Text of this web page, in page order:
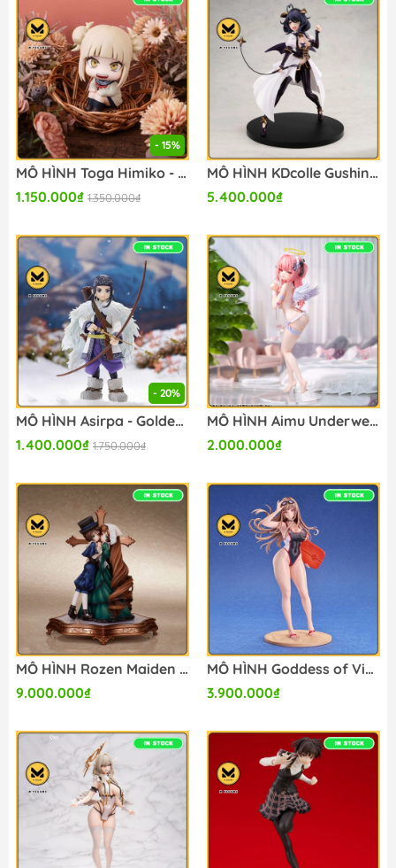
- 15%
MÔ HÌNH Toga Himiko - Boku no Hero Academia - Look Up (MegaHouse) FIGURE CHÍNH HÃNG
1.150.000₫ 1.350.000₫
MÔ HÌNH KDcolle Gushing Over Magical Girls Magia Baiser Ecstatic Whip Ver. 1/7 Complete Figure(KADOKAWA) FIGURE CHÍNH HÃNG
5.400.000₫
- 20%
MÔ HÌNH Asirpa - Golden Kamuy - Pop Up Parade (Good Smile Company) FIGURE CHÍNH HÃNG
1.400.000₫ 1.750.000₫
MÔ HÌNH Aimu Underwear ver 1/4 Complete Figure(Prime Project) FIGURE CHÍNH HÃNG
2.000.000₫
MÔ HÌNH Rozen Maiden Suiseiseki & Souseiseki Complete Figure(Flare) FIGURE CHÍNH HÃNG
9.000.000₫
MÔ HÌNH Goddess of Victory: Nikke Rapi: Classic Vacation 1/7 Complete Figure(Good Smile Arts Shanghai) FIGURE CHÍNH HÃNG
3.900.000₫